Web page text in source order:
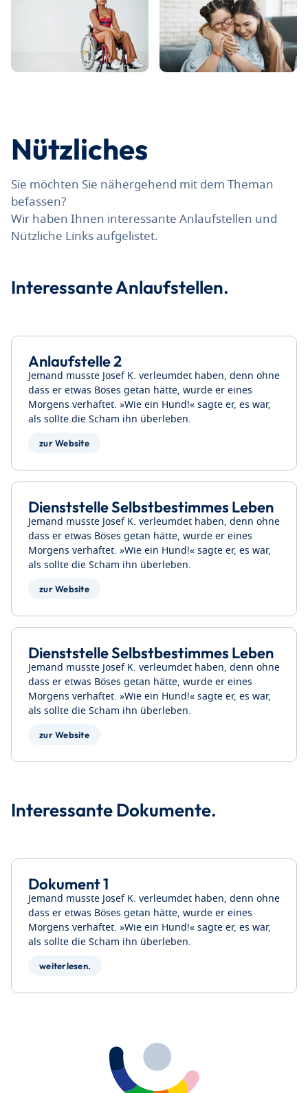
Nützliches
Sie möchten Sie nähergehend mit dem Theman
befassen?
Wir haben Ihnen interessante Anlaufstellen und
Nützliche Links aufgelistet.
Interessante Anlaufstellen.
Anlaufstelle 2
Jemand musste Josef K. verleumdet haben, denn ohne
dass er etwas Böses getan hätte, wurde er eines
Morgens verhaftet. »Wie ein Hund!« sagte er, es war,
als sollte die Scham ihn überleben.
zur Website
Dienststelle Selbstbestimmes Leben
Jemand musste Josef K. verleumdet haben, denn ohne
dass er etwas Böses getan hätte, wurde er eines
Morgens verhaftet. »Wie ein Hund!« sagte er, es war,
als sollte die Scham ihn überleben.
zur Website
Dienststelle Selbstbestimmes Leben
Jemand musste Josef K. verleumdet haben, denn ohne
dass er etwas Böses getan hätte, wurde er eines
Morgens verhaftet. »Wie ein Hund!« sagte er, es war,
als sollte die Scham ihn überleben.
zur Website
Interessante Dokumente.
Dokument 1
Jemand musste Josef K. verleumdet haben, denn ohne
dass er etwas Böses getan hätte, wurde er eines
Morgens verhaftet. »Wie ein Hund!« sagte er, es war,
als sollte die Scham ihn überleben.
weiterlesen.